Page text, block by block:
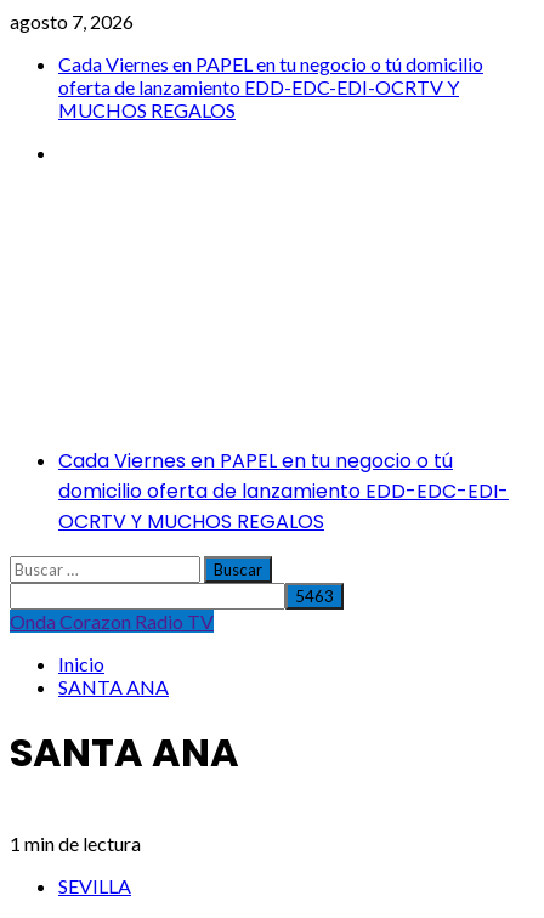
Saltar
contenido
agosto 7, 2026
Cada Viernes en PAPEL en tu negocio o tú domicilio
oferta de lanzamiento EDD-EDC-EDI-OCRTV Y
MUCHOS REGALOS
EDD-
EDC-
EDI-
OCRTV
MUCHOS
REGALOS
Menú
principal
Cada Viernes en PAPEL en tu negocio o tú
domicilio oferta de lanzamiento EDD-EDC-EDI-
OCRTV Y MUCHOS REGALOS
Buscar:
Onda Corazon Radio TV
Inicio
SANTA ANA
SANTA ANA
1 min de lectura
SEVILLA